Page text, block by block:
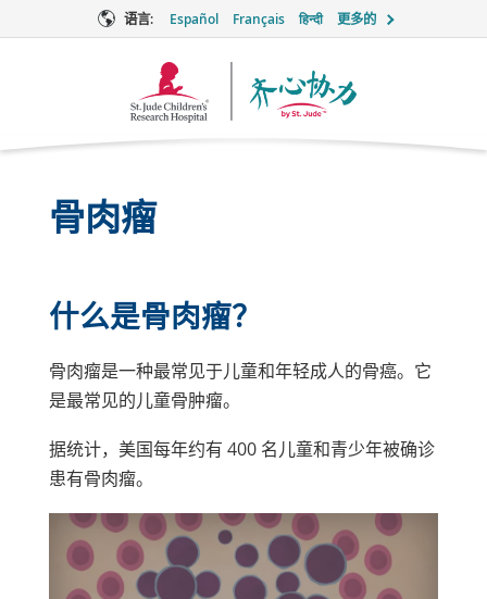
语言: Español Français हिन्दी 更多的
Together
骨肉瘤
什么是骨肉瘤？
骨肉瘤是一种最常见于儿童和年轻成人的骨癌。它
是最常见的儿童骨肿瘤。
据统计，美国每年约有 400 名儿童和青少年被确诊
患有骨肉瘤。